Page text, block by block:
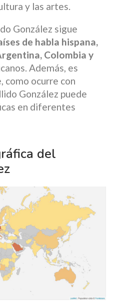
y las artes.
González sigue
de habla hispana,
Colombia y
Además, es
como ocurre con
González puede
en diferentes
del